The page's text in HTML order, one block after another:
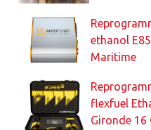
ethanol
Maritime
flexfuel
Gironde 16